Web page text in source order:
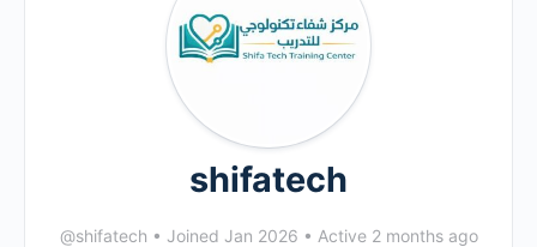
shifatech
@shifatech • Joined Jan 2026 • Active 2 months ago